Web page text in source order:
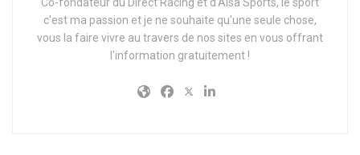
Co-fondateur du Direct Racing et d'Alsa'Sports, le sport
c'est ma passion et je ne souhaite qu'une seule chose,
vous la faire vivre au travers de nos sites en vous offrant
l'information gratuitement !